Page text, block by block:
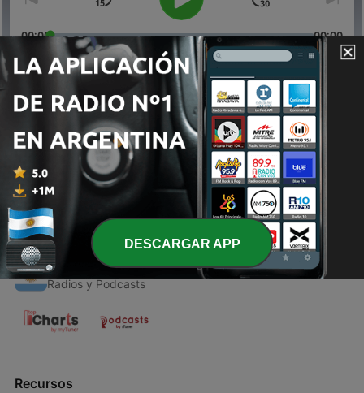
00:00 00:00
Episodios
1 - Los Iluminati "El nuevo orden mundial"
Radios Argentinas
Radios y Podcasts
Recursos
DESCARGAR APP